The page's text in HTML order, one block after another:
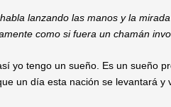
lanzando las manos y la
como si fuera un chamán
yo tengo un sueño. Es un sueño
un día esta nación se levantará y